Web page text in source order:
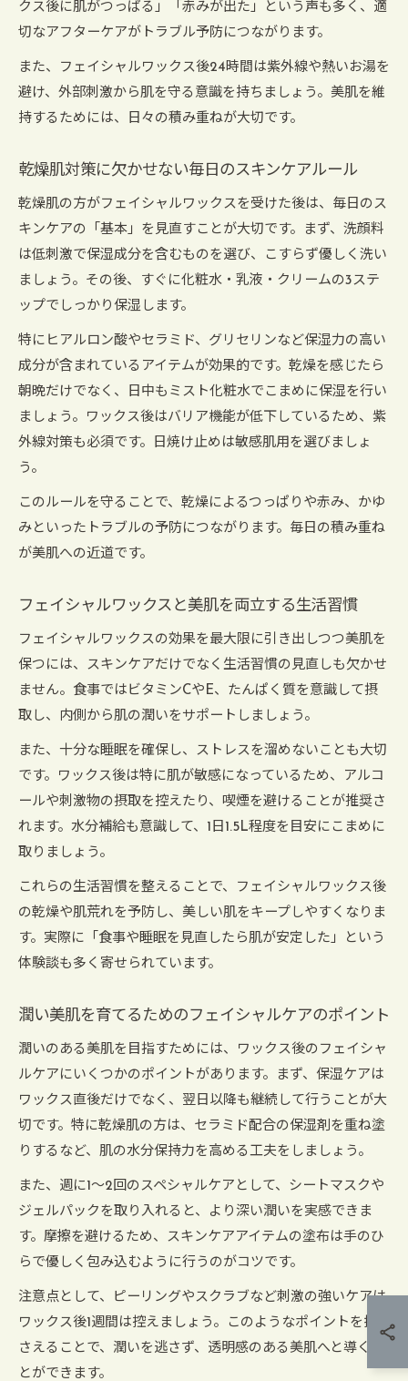
クス後に肌がつっぱる」「赤みが出た」という声も多く、適
切なアフターケアがトラブル予防につながります。
また、フェイシャルワックス後24時間は紫外線や熱いお湯を
避け、外部刺激から肌を守る意識を持ちましょう。美肌を維
持するためには、日々の積み重ねが大切です。
乾燥肌対策に欠かせない毎日のスキンケアルール
乾燥肌の方がフェイシャルワックスを受けた後は、毎日のス
キンケアの「基本」を見直すことが大切です。まず、洗顔料
は低刺激で保湿成分を含むものを選び、こすらず優しく洗い
ましょう。その後、すぐに化粧水・乳液・クリームの3ステ
ップでしっかり保湿します。
特にヒアルロン酸やセラミド、グリセリンなど保湿力の高い
成分が含まれているアイテムが効果的です。乾燥を感じたら
朝晩だけでなく、日中もミスト化粧水でこまめに保湿を行い
ましょう。ワックス後はバリア機能が低下しているため、紫
外線対策も必須です。日焼け止めは敏感肌用を選びましょ
う。
このルールを守ることで、乾燥によるつっぱりや赤み、かゆ
みといったトラブルの予防につながります。毎日の積み重ね
が美肌への近道です。
フェイシャルワックスと美肌を両立する生活習慣
フェイシャルワックスの効果を最大限に引き出しつつ美肌を
保つには、スキンケアだけでなく生活習慣の見直しも欠かせ
ません。食事ではビタミンCやE、たんぱく質を意識して摂
取し、内側から肌の潤いをサポートしましょう。
また、十分な睡眠を確保し、ストレスを溜めないことも大切
です。ワックス後は特に肌が敏感になっているため、アルコ
ールや刺激物の摂取を控えたり、喫煙を避けることが推奨さ
れます。水分補給も意識して、1日1.5L程度を目安にこまめに
取りましょう。
これらの生活習慣を整えることで、フェイシャルワックス後
の乾燥や肌荒れを予防し、美しい肌をキープしやすくなりま
す。実際に「食事や睡眠を見直したら肌が安定した」という
体験談も多く寄せられています。
潤い美肌を育てるためのフェイシャルケアのポイント
潤いのある美肌を目指すためには、ワックス後のフェイシャ
ルケアにいくつかのポイントがあります。まず、保湿ケアは
ワックス直後だけでなく、翌日以降も継続して行うことが大
切です。特に乾燥肌の方は、セラミド配合の保湿剤を重ね塗
りするなど、肌の水分保持力を高める工夫をしましょう。
また、週に1〜2回のスペシャルケアとして、シートマスクや
ジェルパックを取り入れると、より深い潤いを実感できま
す。摩擦を避けるため、スキンケアアイテムの塗布は手のひ
らで優しく包み込むように行うのがコツです。
注意点として、ピーリングやスクラブなど刺激の強いケアは
ワックス後1週間は控えましょう。このようなポイントを押
さえることで、潤いを逃さず、透明感のある美肌へと導くこ
とができます。